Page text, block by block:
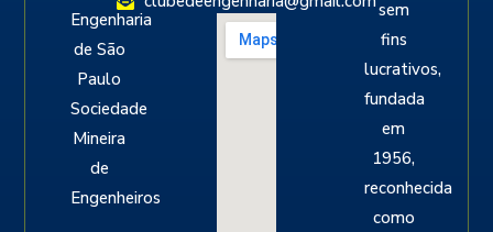
Engenharia
de São
Paulo
Sociedade
Mineira
de
Engenheiros
sem
fins
lucrativos,
fundada
em
1956,
reconhecida
como